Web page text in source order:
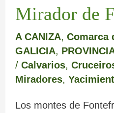
Mirador de
A CANIZA, Comarca
GALICIA,
/ Calvarios,
Miradores,
Los montes de